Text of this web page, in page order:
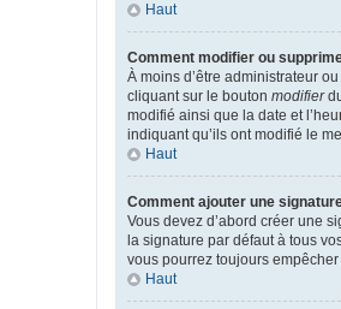
Haut
Comment modifier ou
À moins d’être administrateur
cliquant sur le bouton modifier
modifié ainsi que la date et
indiquant qu’ils ont modifié le
Haut
Comment ajouter une
Vous devez d’abord créer une
la signature par défaut à tous
vous pourrez toujours
Haut